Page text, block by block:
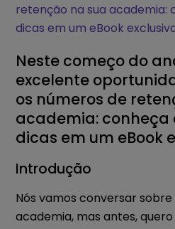
retenção na sua academia:
dicas em um eBook
Neste começo do
excelente
os números de
academia: conheça
dicas em um eBook
Introdução
Nós vamos conversar
academia, mas antes,